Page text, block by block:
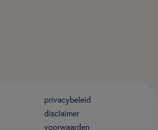
privacybeleid
disclaimer
voorwaarden